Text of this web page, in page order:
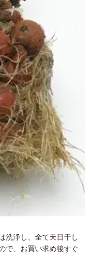
洗浄し、全て天日干し
で、お買い求め後すぐ